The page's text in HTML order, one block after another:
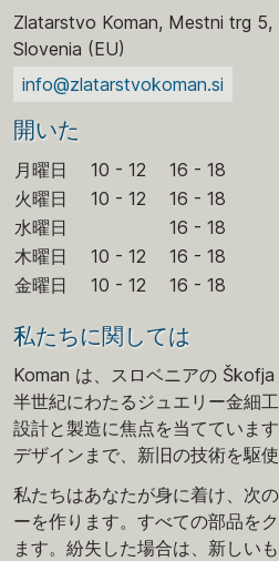
Zlatarstvo Koman, Mestni trg
Slovenia (EU)
info@zlatarstvokoman.si
開いた
月曜日 10 - 12
16 - 18
火曜日
10 - 12
16 - 18
水曜日
16 - 18
木曜日
10 - 12
16 - 18
金曜日
10 - 12 16 - 18
私たちに関しては
Koman は、スロベニアの
半世紀にわたるジュエリー金細
設計と製造に焦点を当てていま
デザインまで、新旧の技術を駆使
私たちはあなたが身に着け、次
ーを作ります。すべての部品を
ます。紛失した場合は、新しい